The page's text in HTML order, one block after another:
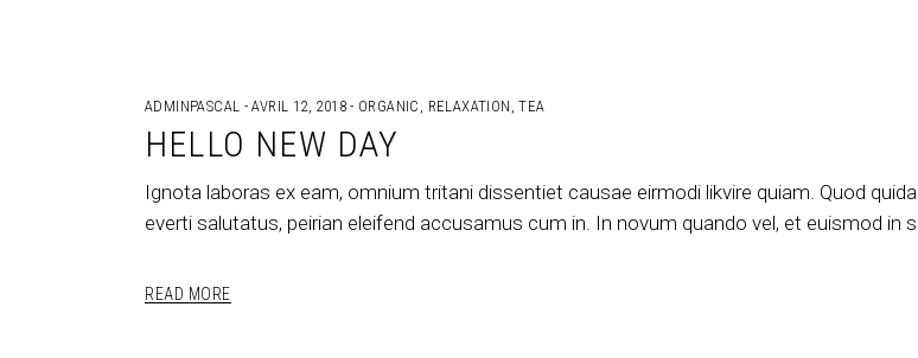
ADMINPASCAL AVRIL 12, 2018 ORGANIC , RELAXATION ,TEA
HELLO NEW DAY
Ignota laboras ex eam, omnium tritani dissentiet causae eirmodi likvire quiam. Quod
everti salutatus, peirian eleifend accusamus cum in. In novum quando vel, et euismod in
READ MORE